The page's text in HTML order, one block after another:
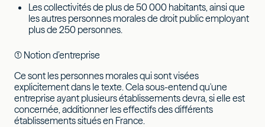
Les collectivités de plus de 50 000 habitants, ainsi que
les autres personnes morales de droit public employant
plus de 250 personnes.
(1) Notion d’entreprise
Ce sont les personnes morales qui sont visées
explicitement dans le texte. Cela sous-entend qu'une
entreprise ayant plusieurs établissements devra, si elle est
concernée, additionner les effectifs des différents
établissements situés en France.